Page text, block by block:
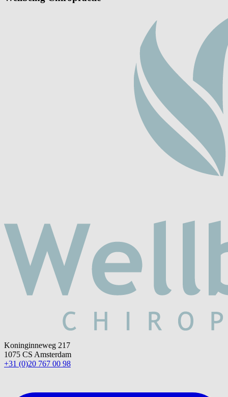
Koninginneweg 217
1075 CS Amsterdam
+31 (0)20 767 00 98